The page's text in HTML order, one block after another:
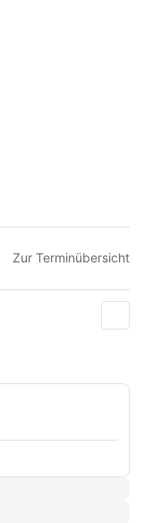
Zur Terminübersicht